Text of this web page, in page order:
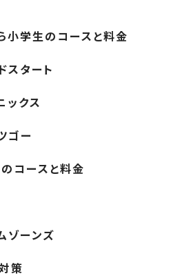
小学生の コースと料金
スタート
ックス
ゴー
コースと料金
ゾーンズ
策